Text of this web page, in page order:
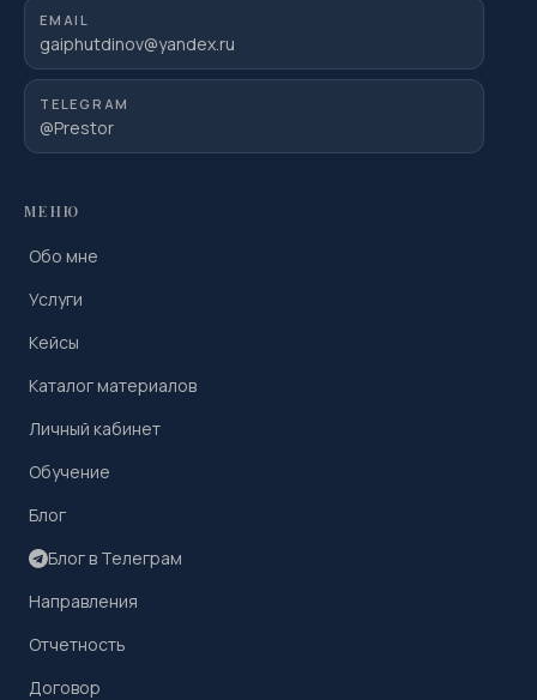
EMAIL
gaiphutdinov@yandex.ru
TELEGRAM
@Prestor
МЕНЮ
Обо мне
Услуги
Кейсы
Каталог материалов
Личный кабинет
Обучение
Блог
Блог в Телеграм
Направления
Отчетность
Договор